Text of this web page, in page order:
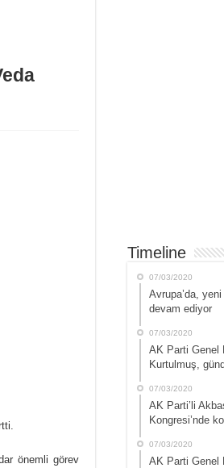
önemli görev
Timeline
07/03/2020
Avrupa’da,
devam ediyor
07/03/2020
AK Parti Genel
Kurtulmuş,
07/03/2020
AK Parti’li
Kongresi’nde
07/03/2020
AK Parti Genel